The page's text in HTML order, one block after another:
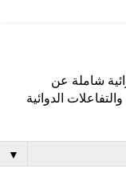
شاملة عن
الدوائية
▼